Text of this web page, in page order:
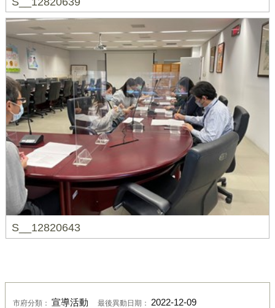
S__12820643
市府分類： 宣導活動 最後異動日期： 2022-12-09